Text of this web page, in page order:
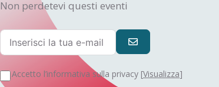
Non perdetevi questi eventi
Accetto l’informativa sulla privacy [Visualizza]